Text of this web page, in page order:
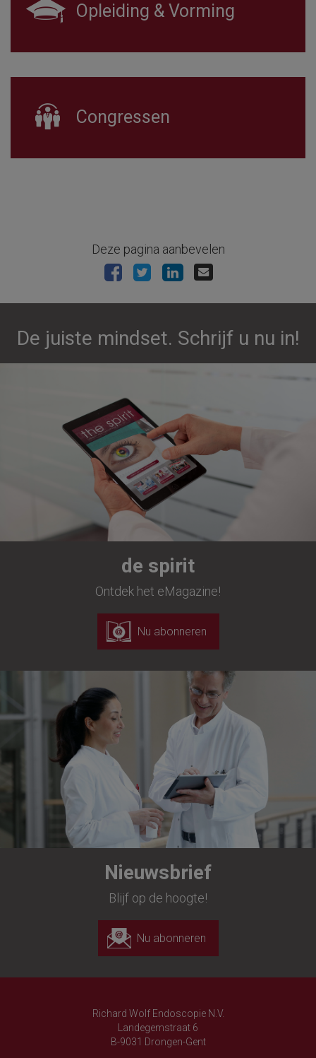
Opleiding & Vorming
Congressen
Deze pagina aanbevelen
De juiste mindset. Schrijf u nu in!
de spirit
Ontdek het eMagazine!
Nu abonneren
Nieuwsbrief
Blijf op de hoogte!
Nu abonneren
Richard Wolf Endoscopie N.V.
Landegemstraat 6
B-9031 Drongen-Gent